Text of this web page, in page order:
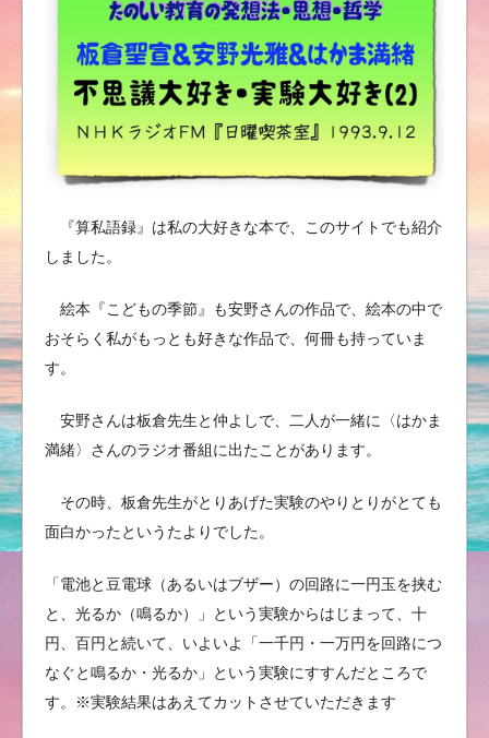
『算私語録』は私の大好きな本で、このサイトでも紹介
しました。
絵本『こどもの季節』も安野さんの作品で、絵本の中で
おそらく私がもっとも好きな作品で、何冊も持っていま
す。
安野さんは板倉先生と仲よしで、二人が一緒に〈はかま
満緒〉さんのラジオ番組に出たことがあります。
その時、板倉先生がとりあげた実験のやりとりがとても
面白かったというたよりでした。
「電池と豆電球（あるいはブザー）の回路に一円玉を挟む
と、光るか（鳴るか）」という実験からはじまって、十
円、百円と続いて、いよいよ「一千円・一万円を回路につ
なぐと鳴るか・光るか」という実験にすすんだところで
す。※実験結果はあえてカットさせていただきます